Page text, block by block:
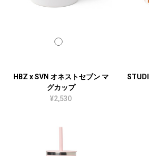
HBZ x SVN オネストセブン マ
グカップ
¥2,530